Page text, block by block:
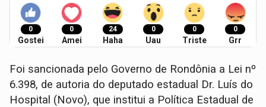
0
Gostei
0
Amei
24
Haha
0
Uau
0
Triste
0
Grr
Foi sancionada pelo Governo de Rondônia a Lei nº
6.398, de autoria do deputado estadual Dr. Luís do
Hospital (Novo), que institui a Política Estadual de